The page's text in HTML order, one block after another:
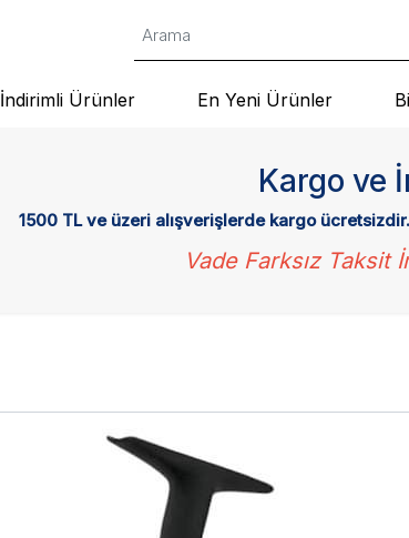
İndirimli Ürünler En Yeni Ürünler
Kargo ve
1500 TL ve üzeri alışverişlerde kargo
Vade Farksız Taksit